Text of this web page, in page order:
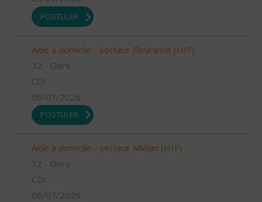
POSTULER
Aide à domicile - secteur Fleurance (H/F)
32 - Gers
CDI
06/07/2026
POSTULER
Aide à domicile - secteur Miélan (H/F)
32 - Gers
CDI
06/07/2026